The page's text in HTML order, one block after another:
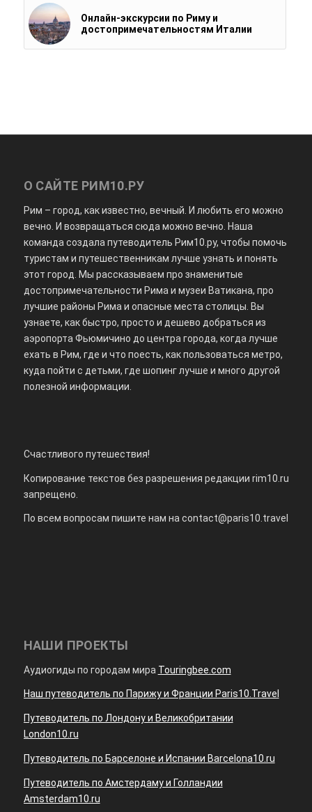
Онлайн-экскурсии по Риму и
достопримечательностям Италии
О САЙТЕ РИМ10.РУ
Рим – город, как известно, вечный. И любить его можно
вечно. И возвращаться сюда можно вечно. Наша
команда создала путеводитель Рим10.ру, чтобы помочь
туристам и путешественникам лучше узнать и понять
этот город. Мы рассказываем про знаменитые
достопримечательности Рима и музеи Ватикана, про
лучшие районы Рима и опасные места столицы. Вы
узнаете, как быстро, просто и дешево добраться из
аэропорта Фьюмичино до центра города, когда лучше
ехать в Рим, где и что поесть, как пользоваться метро,
куда пойти с детьми, где шопинг лучше и много другой
полезной информации.
Счастливого путешествия!
Копирование текстов без разрешения редакции rim10.ru
запрещено.
По всем вопросам пишите нам наcontact@paris10.travel
НАШИ ПРОЕКТЫ
Аудиогиды по городам мира Touringbee.com
Наш путеводитель по Парижу и Франции Paris10.Travel
Путеводитель по Лондону и Великобритании
London10.ru
Путеводитель по Барселоне и Испании Barcelona10.ru
Путеводитель по Амстердаму и Голландии
Amsterdam10.ru